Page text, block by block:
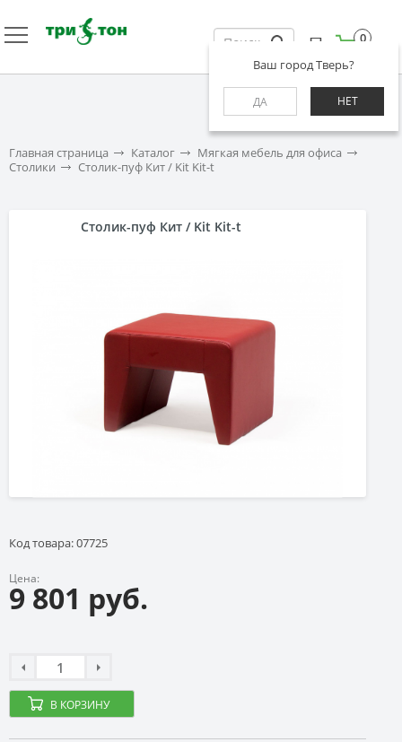
Ваш город Тверь?
ДА НЕТ
0
Главная страница Каталог
Мягкая мебель для офиса
Столики
Столик-пуф Кит / Kit Kit-t
Столик-пуф Кит / Kit Kit-t
Код товара: 07725
Цена:
9 801 руб.
В КОРЗИНУ